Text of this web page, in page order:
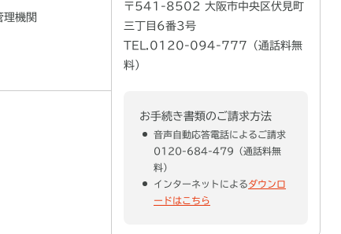
理機関
〒541-8502 大阪市中央区伏見町
三丁目6番3号
TEL.0120-094-777（通話料無
料）
お手続き書類のご請求方法
音声自動応答電話によるご請求
0120-684-479（通話料無
料）
インターネットによるダウンロ
ードはこちら